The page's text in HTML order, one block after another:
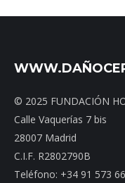
© 2025 FUNDACIÓN
Calle Vaquerías 7 bis
28007 Madrid
C.I.F. R2802790B
Teléfono: +34 91 573